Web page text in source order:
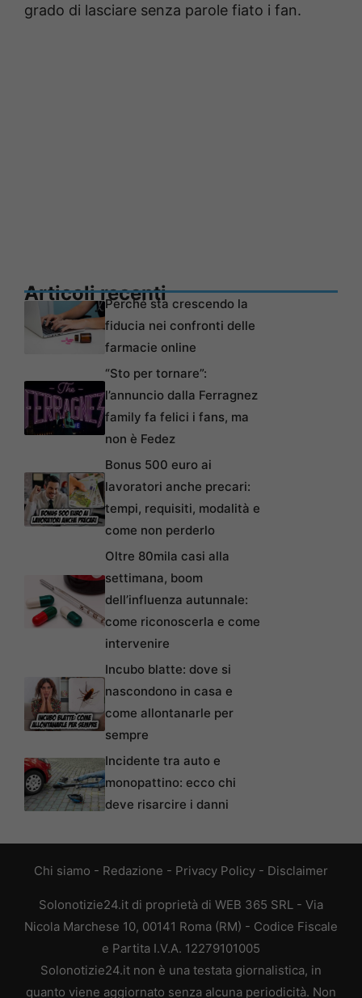
grado di lasciare senza parole fiato i fan.
Articoli recentiPerché sta crescendo la
fiducia nei confronti delle
farmacie online
“Sto per tornare”:
l’annuncio dalla Ferragnez
family fa felici i fans, ma
non è Fedez
Bonus 500 euro ai
lavoratori anche precari:
tempi, requisiti, modalità e
come non perderlo
Oltre 80mila casi alla
settimana, boom
dell’influenza autunnale:
come riconoscerla e come
intervenire
Incubo blatte: dove si
nascondono in casa e
come allontanarle per
sempre
Incidente tra auto e
monopattino: ecco chi
deve risarcire i danni
Chi siamo - Redazione - Privacy Policy - Disclaimer
Solonotizie24.it di proprietà di WEB 365 SRL - Via
Nicola Marchese 10, 00141 Roma (RM) - Codice Fiscale
e Partita I.V.A. 12279101005
Solonotizie24.it non è una testata giornalistica, in
quanto viene aggiornato senza alcuna periodicità. Non